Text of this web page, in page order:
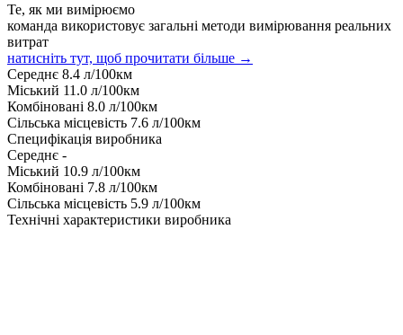
Те, як ми вимірюємо
команда використовує загальні методи вимірювання реальних
витрат
натисніть тут, щоб прочитати більше →
Середнє 8.4 л/100км
Міський 11.0 л/100км
Комбіновані 8.0 л/100км
Сільська місцевість 7.6 л/100км
Специфікація виробника
Середнє -
Міський 10.9 л/100км
Комбіновані 7.8 л/100км
Сільська місцевість 5.9 л/100км
Технічні характеристики виробника